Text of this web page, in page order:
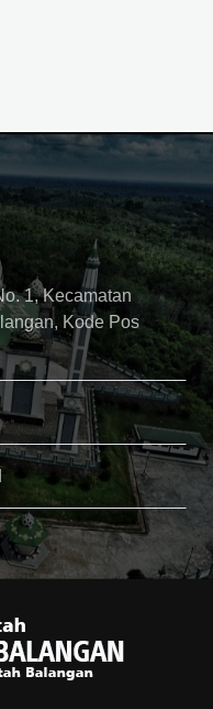
1, Kecamatan
Kode Pos